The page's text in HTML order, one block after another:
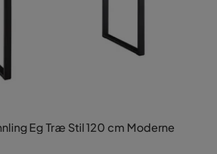
Eg Træ Stil 120 cm Moderne